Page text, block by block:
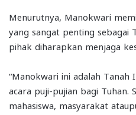
Menurutnya, Manokwari
yang sangat penting sebagai
pihak diharapkan menjaga
“Manokwari ini adalah Tanah
acara puji-pujian bagi Tuhan.
mahasiswa, masyarakat